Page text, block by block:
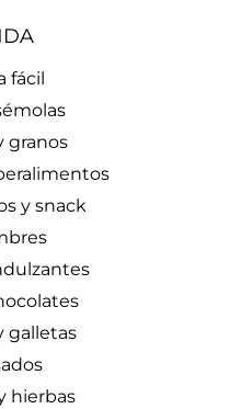
fácil
granos
y snack
galletas
hierbas